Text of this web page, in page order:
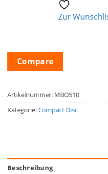
Zur
Compare
Artikelnummer: MBO510
Kategorie:Compact Disc
Beschreibung